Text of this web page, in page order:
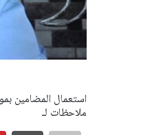
ملاحظات لـ